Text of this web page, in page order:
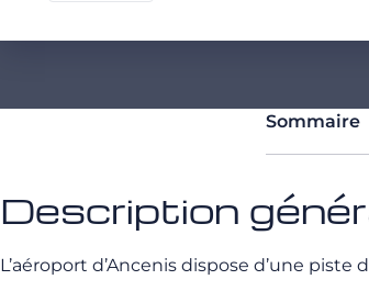
Sommaire
Description
L’aéroport d’Ancenis dispose d’une